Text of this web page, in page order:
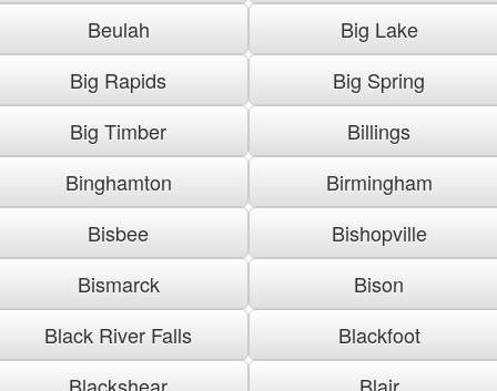
Beulah
Big Lake
Big Rapids
Big Spring
Big Timber
Billings
Binghamton
Birmingham
Bisbee
Bishopville
Bismarck
Bison
Black River Falls
Blackfoot